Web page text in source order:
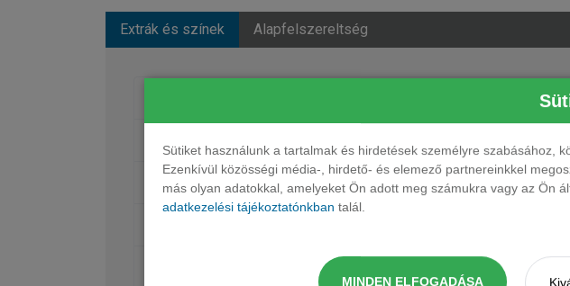
Sütiket használunk a tartalmak és hirdetések személyre szabásához,
Ezenkívül közösségi média-, hirdető- és elemező partnereinkkel
más olyan adatokkal, amelyeket Ön adott meg számukra vagy az Ön
adatkezelési tájékoztatónkban talál.
MINDEN ELFOGADÁSA
Extrák és színek Alapfelszereltség
Ülések, kárpit, dekor